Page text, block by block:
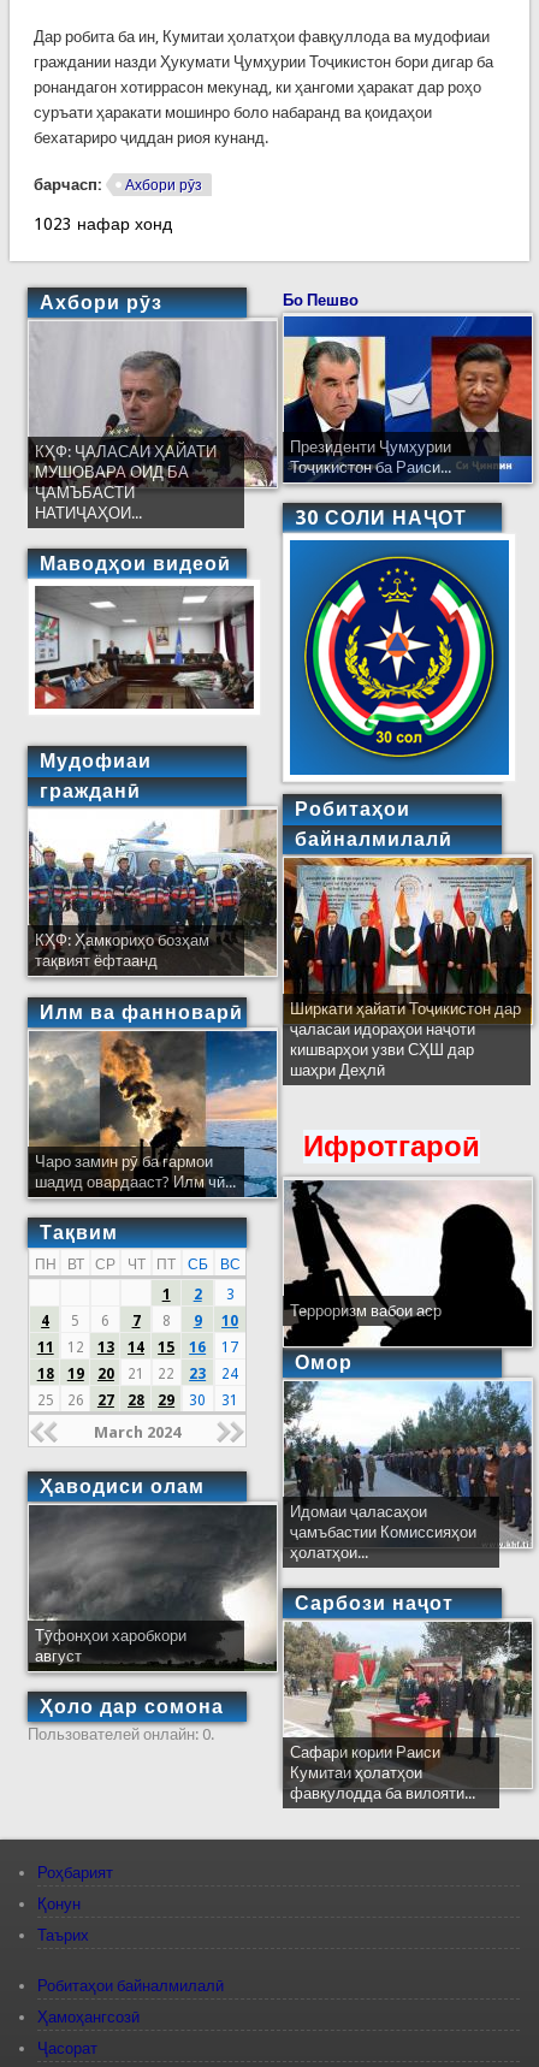
Дар робита ба ин, Кумитаи ҳолатҳои фавқуллода ва мудофиаи
граждании назди Ҳукумати Ҷумҳурии Тоҷикистон бори дигар ба
ронандагон хотиррасон мекунад, ки ҳангоми ҳаракат дар роҳо
суръати ҳаракати мошинро боло набаранд ва қоидаҳои
бехатариро ҷиддан риоя кунанд.
барчасп: Ахбори рӯз
1023 нафар хонд
Ахбори рӯз
КҲФ: ҶАЛАСАИ ҲАЙАТИ
МУШОВАРА ОИД БА
ҶАМЪБАСТИ
НАТИҶАҲОИ...
Маводҳои видеоӣ
Мудофиаи
гражданӣ
КҲФ: Ҳамкориҳо бозҳам
тақвият ёфтаанд
Илм ва фанноварӣ
Чаро замин рӯ ба гармои
шадид овардааст? Илм чӣ...
Тақвим
ПН ВТ СР ЧТ ПТ СБ
ВС
1
2
3
4
5 6 7 8 9
10
11
12 13 14 15 16
17
18
19 20 21 22 23
24
25
26 27 28 29 30 31
March 2024
Ҳаводиси олам
Тӯфонҳои харобкори
август
Ҳоло дар сомона
Пользователей онлайн: 0.
Бо Пешво
Президенти Ҷумҳурии
Тоҷикистон ба Раиси...
30 СОЛИ НАҶОТ
Робитаҳои
байналмилалӣ
Ширкати ҳайати Тоҷикистон дар
ҷаласаи идораҳои наҷоти
кишварҳои узви СҲШ дар
шаҳри Деҳлӣ
Ифротгароӣ
Терроризм вабои аср
Омор
Идомаи ҷаласаҳои
ҷамъбастии Комиссияҳои
ҳолатҳои...
Сарбози наҷот
Сафари кории Раиси
Кумитаи ҳолатҳои
фавқулодда ба вилояти...
Роҳбарият
Қонун
Таърих
Робитаҳои байналмилалӣ
Ҳамоҳангсозӣ
Ҷасорат